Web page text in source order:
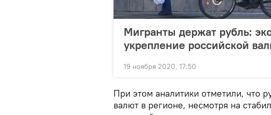
Мигранты держат рубль:
укрепление российской
19 ноября 2020, 17:50
При этом аналитики отметили, что
валют в регионе, несмотря на